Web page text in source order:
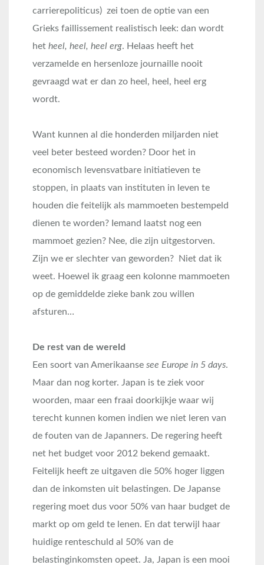
carrierepoliticus) zei toen de optie van een
Grieks faillissement realistisch leek: dan wordt
het heel, heel, heel erg. Helaas heeft het
verzamelde en hersenloze journaille nooit
gevraagd wat er dan zo heel, heel, heel erg
wordt.
Want kunnen al die honderden miljarden niet
veel beter besteed worden? Door het in
economisch levensvatbare initiatieven te
stoppen, in plaats van instituten in leven te
houden die feitelijk als mammoeten bestempeld
dienen te worden? Iemand laatst nog een
mammoet gezien? Nee, die zijn uitgestorven.
Zijn we er slechter van geworden? Niet dat ik
weet. Hoewel ik graag een kolonne mammoeten
op de gemiddelde zieke bank zou willen
afsturen…
De rest van de wereld
Een soort van Amerikaanse see Europe in 5 days.
Maar dan nog korter. Japan is te ziek voor
woorden, maar een fraai doorkijkje waar wij
terecht kunnen komen indien we niet leren van
de fouten van de Japanners. De regering heeft
net het budget voor 2012 bekend gemaakt.
Feitelijk heeft ze uitgaven die 50% hoger liggen
dan de inkomsten uit belastingen. De Japanse
regering moet dus voor 50% van haar budget de
markt op om geld te lenen. En dat terwijl haar
huidige renteschuld al 50% van de
belastinginkomsten opeet. Ja, Japan is een mooi